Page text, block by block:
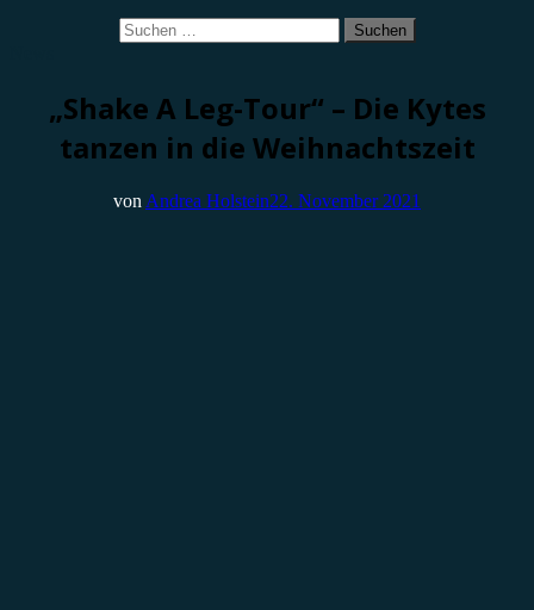
Suchen
nach:
„Shake A Leg-Tour“ – Die Kytes
tanzen in die Weihnachtszeit
von Andrea Holstein22. November 2021